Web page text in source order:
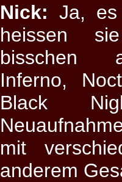
Nick: Ja,
heissen
bisschen
Inferno,
Black
mit
anderem